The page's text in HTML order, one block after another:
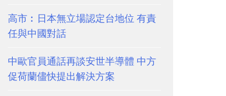
高市︰日本無立場認定台地位 有責
任與中國對話
中歐官員通話再談安世半導體 中方
促荷蘭儘快提出解決方案